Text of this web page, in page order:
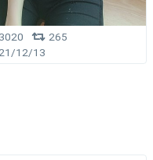
3020
265
12/13